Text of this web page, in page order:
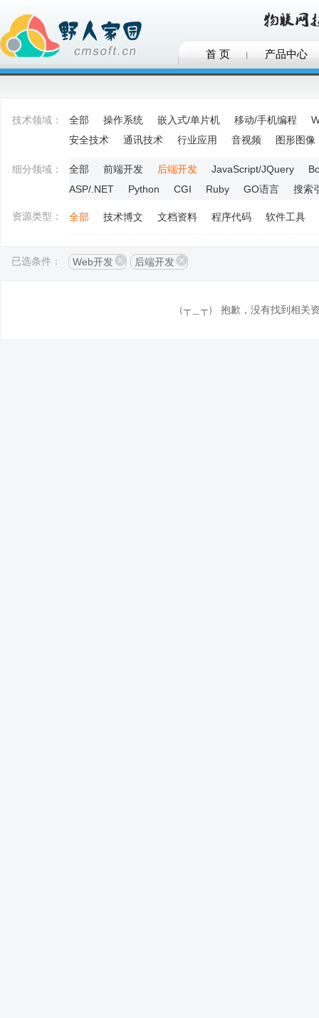
首 页 产品中心
技术领域： 全部 操作系统 嵌入式/单片机 移动/手机编程
安全技术
通讯技术 行业应用 音视频 图形图像
细分领域： 全部 前端开发 后端开发 JavaScript/JQuery
ASP/.NET
Python CGI Ruby GO语言 搜索
资源类型： 全部 技术博文 文档资料 程序代码 软件工具
已选条件： Web开发 后端开发
（┬＿┬） 抱歉，没有找到相关